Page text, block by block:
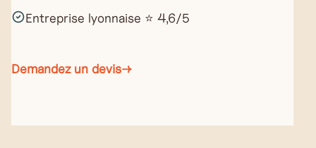
Entreprise lyonnaise ⭐ 4,6/5
Demandez un devis→